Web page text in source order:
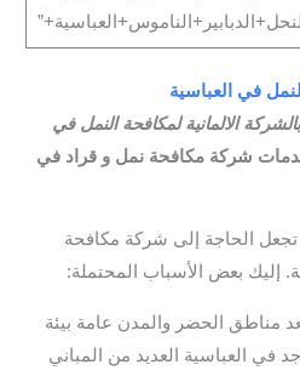
في العباسية
الالمانية لمكافحة النمل في
شركة مكافحة نمل و قراد في
تجعل الحاجة إلى شركة مكافحة
إليك بعض الأسباب المحتملة:
تعد مناطق الحضر والمدن عامة بيئة
في العباسية العديد من المباني